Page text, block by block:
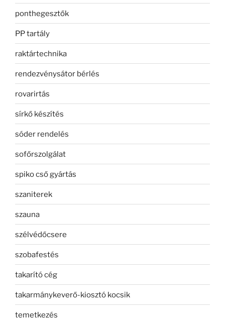
ponthegesztők
PP tartály
raktártechnika
rendezvénysátor bérlés
rovarirtás
sírkő készítés
sóder rendelés
sofőrszolgálat
spiko cső gyártás
szaniterek
szauna
szélvédőcsere
szobafestés
takarító cég
takarmánykeverő-kiosztó kocsik
temetkezés